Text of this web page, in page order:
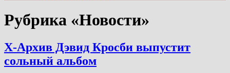
Рубрика «Новости»
Х-Архив Дэвид Кросби выпустит
сольный альбом